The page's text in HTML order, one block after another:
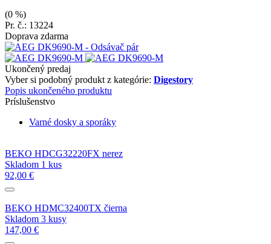
(0 %)
Pr. č.: 13224
Doprava zdarma
Ukončený predaj
Vyber si podobný produkt z kategórie: Digestory
Popis ukončeného produktu
Príslušenstvo
Varné dosky a sporáky
BEKO HDCG32220FX nerez
Skladom 1 kus
92,00 €
BEKO HDMC32400TX čierna
Skladom 3 kusy
147,00 €